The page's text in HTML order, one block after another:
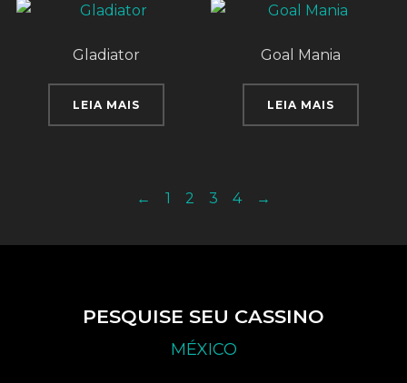
Gladiator
LEIA MAIS
Goal Mania
LEIA MAIS
← 1 2 3 4 →
PESQUISE SEU CASSINO
MÉXICO